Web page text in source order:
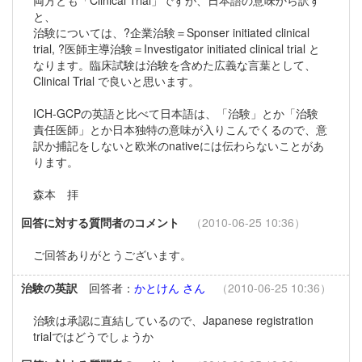
と、
治験については、?企業治験＝Sponser initiated clinical
trial, ?医師主導治験＝Investigator initiated clinical trial と
なります。臨床試験は治験を含めた広義な言葉として、
Clinical Trial で良いと思います。
ICH-GCPの英語と比べて日本語は、「治験」とか「治験
責任医師」とか日本独特の意味が入りこんでくるので、意
訳か捕記をしないと欧米のnativeには伝わらないことがあ
ります。
森本 拝
回答に対する質問者のコメント
（2010-06-25 10:36）
ご回答ありがとうございます。
治験の英訳 回答者： かとけん さん
（2010-06-25 10:36）
治験は承認に直結しているので、Japanese registration
trialではどうでしょうか